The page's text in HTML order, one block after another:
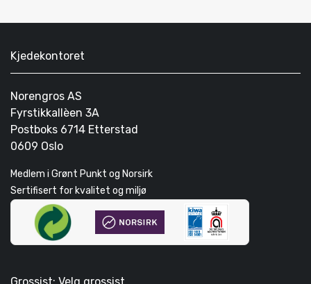
Kjedekontoret
Norengros AS
Fyrstikkallèen 3A
Postboks 6714 Etterstad
0609 Oslo
Medlem i Grønt Punkt og Norsirk
Sertifisert for kvalitet og miljø